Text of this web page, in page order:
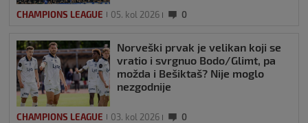
CHAMPIONS LEAGUE 05. kol 2026 0
Norveški prvak je velikan koji se
vratio i svrgnuo Bodo/Glimt, pa
možda i Bešiktaš? Nije moglo
nezgodnije
CHAMPIONS LEAGUE 03. kol 2026 0